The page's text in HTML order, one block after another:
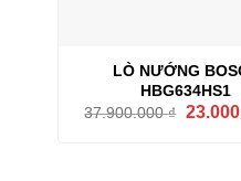
LÒ NƯỚNG
HBG634HS1
37.900.000₫ Giá